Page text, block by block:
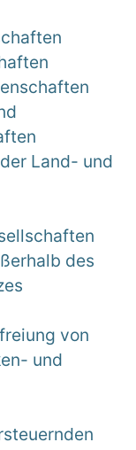
Land- und
des
von
und